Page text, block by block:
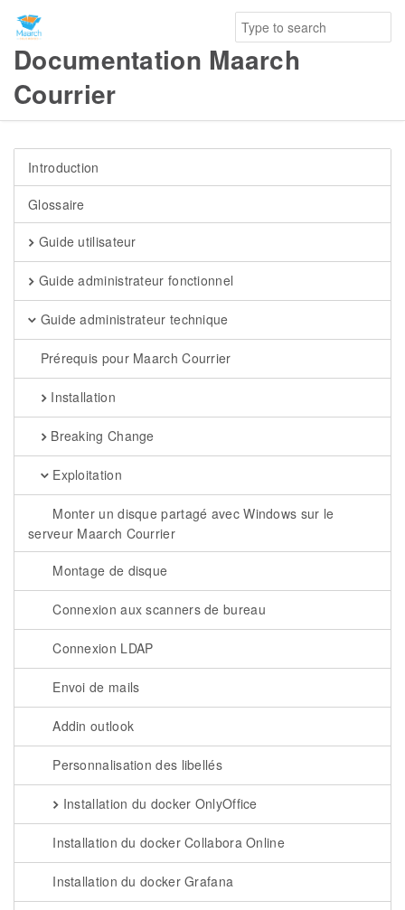
Documentation Maarch
Courrier
Introduction
Glossaire
Guide utilisateur
Guide administrateur fonctionnel
Guide administrateur technique
Prérequis pour Maarch Courrier
Installation
Breaking Change
Exploitation
Monter un disque partagé avec Windows sur le
serveur Maarch Courrier
Montage de disque
Connexion aux scanners de bureau
Connexion LDAP
Envoi de mails
Addin outlook
Personnalisation des libellés
Installation du docker OnlyOffice
Installation du docker Collabora Online
Installation du docker Grafana